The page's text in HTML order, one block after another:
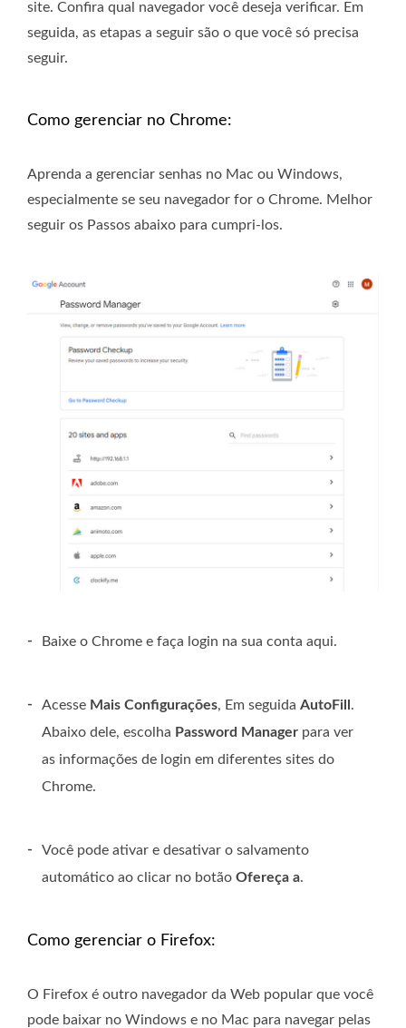
site. Confira qual navegador você deseja verificar. Em
seguida, as etapas a seguir são o que você só precisa
seguir.
Como gerenciar no Chrome:
Aprenda a gerenciar senhas no Mac ou Windows,
especialmente se seu navegador for o Chrome. Melhor
seguir os Passos abaixo para cumpri-los.
- Baixe o Chrome e faça login na sua conta aqui.
- Acesse Mais Configurações, Em seguida AutoFill .
Abaixo dele, escolha Password Manager para ver
as informações de login em diferentes sites do
Chrome.
-
Você pode ativar e desativar o salvamento
automático ao clicar no botão Ofereça a.
Como gerenciar o Firefox:
O Firefox é outro navegador da Web popular que você
pode baixar no Windows e no Mac para navegar pelas